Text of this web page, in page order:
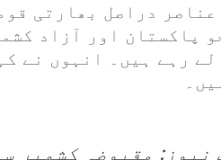
دراصل بھارتی
پاکستان اور آزاد
رہے ہیں۔ انہوں نے
نیوز: مقبوضہ کشمیر